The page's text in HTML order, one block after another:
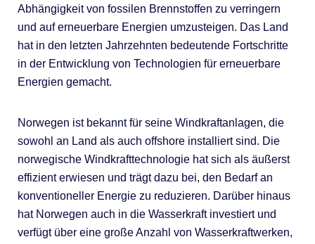
Abhängigkeit von fossilen Brennstoffen zu verringern
und auf erneuerbare Energien umzusteigen. Das Land
hat in den letzten Jahrzehnten bedeutende Fortschritte
in der Entwicklung von Technologien für erneuerbare
Energien gemacht.
Norwegen ist bekannt für seine Windkraftanlagen, die
sowohl an Land als auch offshore installiert sind. Die
norwegische Windkrafttechnologie hat sich als äußerst
effizient erwiesen und trägt dazu bei, den Bedarf an
konventioneller Energie zu reduzieren. Darüber hinaus
hat Norwegen auch in die Wasserkraft investiert und
verfügt über eine große Anzahl von Wasserkraftwerken,